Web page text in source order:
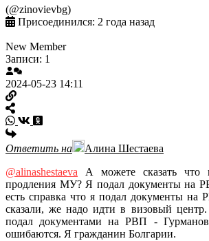
(@zinovievbg)
Присоединился: 2 года назад
New Member
Записи: 1
2024-05-23 14:11
Ответить на
Алина Шестаева
@alinashestaeva А можете сказать что
продления МУ? Я подал документы на
есть справка что я подал документы
сказали, же надо идти в визовый
подал документами на РВП -
ошибаются. Я гражданин Болгарии.